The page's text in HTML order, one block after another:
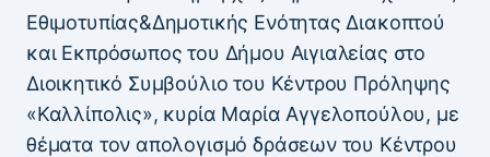
Εθιμοτυπίας&Δημοτικής Ενότητας Διακοπτού
και Εκπρόσωπος του Δήμου Αιγιαλείας στο
Διοικητικό Συμβούλιο του Κέντρου Πρόληψης
«Καλλίπολις», κυρία Μαρία Αγγελοπούλου, με
θέματα τον απολογισμό δράσεων του Κέντρου